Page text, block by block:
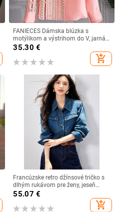
FANIECES Dámska blúzka s
motýlikom a výstrihom do V, jarná
jeseň, dlhý rukáv, ružová luxusná
potlač, elegantná módna blúzka
35.30 €
add_shopping_cart
Francúzske retro džínsové tričko s
dlhým rukávom pre ženy, jeseň
2025, nové ležérne elegantné
všestranné topové kórejské vrstvené
tričko
55.07 €
add_shopping_cart